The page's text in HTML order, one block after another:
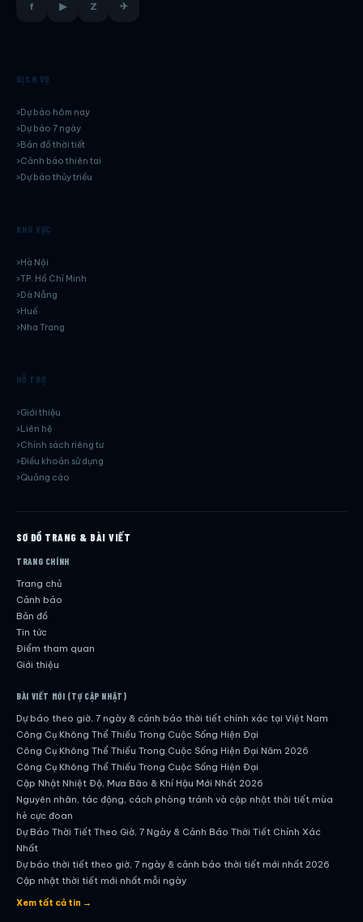
f ▶ Z ✈
DỊCH VỤ
Dự báo hôm nay
Dự báo 7 ngày
Bản đồ thời tiết
Cảnh báo thiên tai
Dự báo thủy triều
KHU VỰC
Hà Nội
TP. Hồ Chí Minh
Dà Nẵng
Huế
Nha Trang
HỖ TRỢ
Giới thiệu
Liên hệ
Chính sách riêng tư
Điều khoản sử dụng
Quảng cáo
SƠ ĐỒ TRANG & BÀI VIẾT
TRANG CHÍNH
Trang chủ
Cảnh báo
Bản đồ
Tin tức
Điểm tham quan
Giới thiệu
BÀI VIẾT MỚI (TỰ CẬP NHẬT)
Dự báo theo giờ, 7 ngày & cảnh báo thời tiết chính xác tại Việt Nam
Công Cụ Không Thể Thiếu Trong Cuộc Sống Hiện Đại
Công Cụ Không Thể Thiếu Trong Cuộc Sống Hiện Đại Năm 2026
Công Cụ Không Thể Thiếu Trong Cuộc Sống Hiện Đại
Cập Nhật Nhiệt Độ, Mưa Bão & Khí Hậu Mới Nhất 2026
Nguyên nhân, tác động, cách phòng tránh và cập nhật thời tiết mùa
hè cực đoan
Dự Báo Thời Tiết Theo Giờ, 7 Ngày & Cảnh Báo Thời Tiết Chính Xác
Nhất
Dự báo thời tiết theo giờ, 7 ngày & cảnh báo thời tiết mới nhất 2026
Cập nhật thời tiết mới nhất mỗi ngày
Hướng dẫn đầy đủ về dự báo thời tiết hiện đại
Xem tất cả tin →